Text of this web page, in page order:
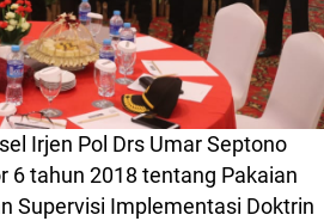
Irjen Pol Drs Umar Septono
6 tahun 2018 tentang Pakaian
Supervisi Implementasi Doktrin